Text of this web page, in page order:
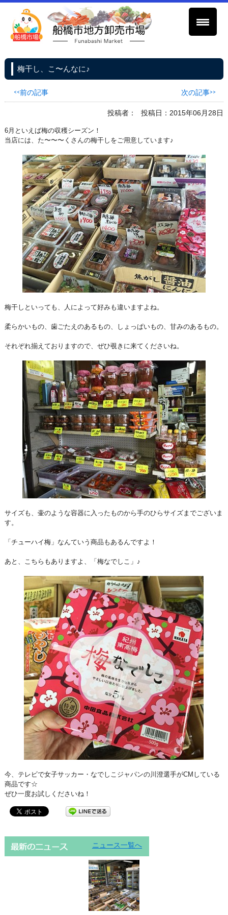
梅干し、こ〜んなに♪
<<前の記事 次の記事>>
投稿者： 投稿日：2015年06月28日
6月といえば梅の収穫シーズン！
当店には、た〜〜〜くさんの梅干しをご用意しています♪
梅干しといっても、人によって好みも違いますよね。
柔らかいもの、歯ごたえのあるもの、しょっぱいもの、甘みのあるもの。
それぞれ揃えておりますので、ぜひ覗きに来てくださいね。
サイズも、壷のような容器に入ったものから手のひらサイズまでございま
す。
「チューハイ梅」なんていう商品もあるんですよ！
あと、こちらもありますよ、「梅なでしこ」♪
今、テレビで女子サッカー・なでしこジャパンの川澄選手がCMしている
商品です☆
ぜひ一度お試しくださいね！
ニュース一覧へ